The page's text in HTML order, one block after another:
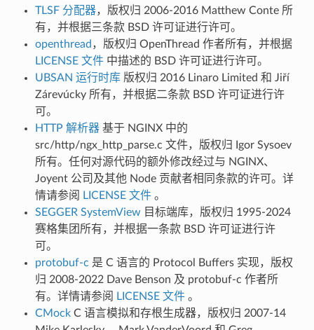
TLSF 分配器，版权归 2006-2016 Matthew Conte 所
有，并根据三条款 BSD 许可证进行许可。
openthread ，版权归 OpenThread 作者所有，并根据
LICENSE 文件 中描述的 BSD 许可证进行许可。
UBSAN 运行时库 版权归 2016 Linaro Limited 和 Jiří
Zárevúcky 所有，并根据二条款 BSD 许可证进行许
可。
HTTP 解析器 基于 NGINX 中的
src/http/ngx_http_parse.c 文件，版权归 Igor Sysoev
所有。任何对源代码的额外修改经过与 NGINX、
Joyent 公司及其他 Node 贡献者相同条款的许可。详
情请参阅
LICENSE 文件 。
SEGGER SystemView 目标端库，版权归 1995-2024
赛格集团所有，并根据一条款 BSD 许可证进行许
可。
protobuf-c 是 C 语言的 Protocol Buffers 实现，版权
归 2008-2022 Dave Benson 及 protobuf-c 作者所
有。详情请参阅
LICENSE 文件 。
CMockC 语言模拟和存根生成器，版权归 2007-14